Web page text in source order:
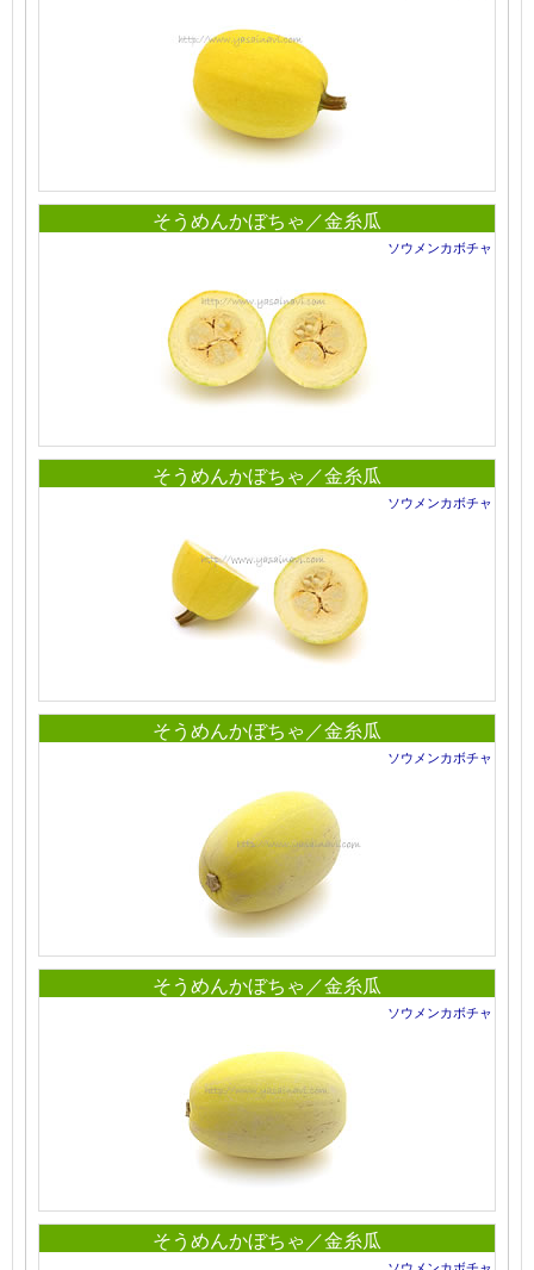
そうめんかぼちゃ／金糸瓜
ソウメンカボチャ
そうめんかぼちゃ／金糸瓜
ソウメンカボチャ
そうめんかぼちゃ／金糸瓜
ソウメンカボチャ
そうめんかぼちゃ／金糸瓜
ソウメンカボチャ
そうめんかぼちゃ／金糸瓜